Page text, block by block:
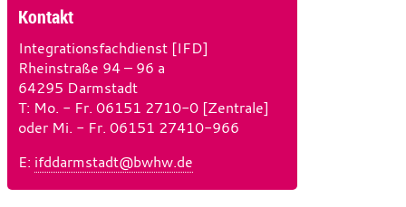
Kontakt
Integrationsfachdienst [IFD]
Rheinstraße 94 – 96 a
64295 Darmstadt
Te
l
f
o
: Mo. - Fr. 06151 2710-0 [Zentrale]
oder Mi. - Fr. 06151 27410-966
E-: ifddarmstadt@bwhw.de